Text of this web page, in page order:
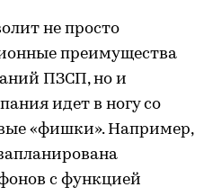
не просто
преимущества
ПЗСП, но и
идет в ногу со
«фишки». Например,
с функцией